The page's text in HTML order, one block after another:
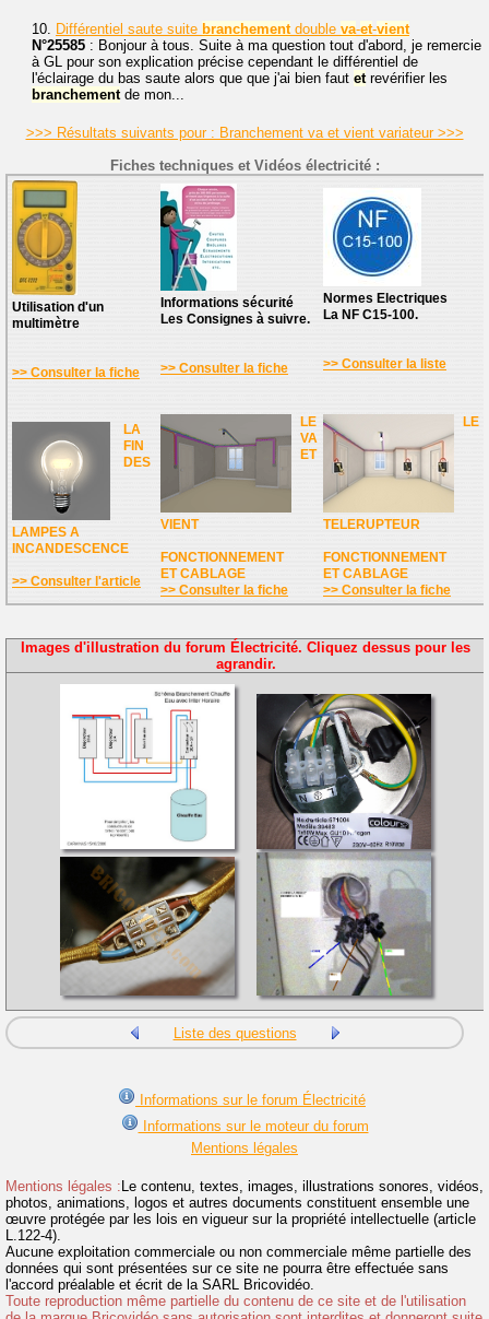
10. Différentiel saute suite branchementdouble va-et-vient
N°25585 : Bonjour à tous. Suite à ma question tout d'abord, je remercie
à GL pour son explication précise cependant le différentiel de
l'éclairage du bas saute alors que que j'ai bien faut etrevérifier les
branchementde mon...
>>> Résultats suivants pour : Branchement va et vient variateur >>>
Fiches techniques et Vidéos électricité :
Utilisation d'un
multimètre
>> Consulter la fiche
Informations sécurité
Les Consignes à suivre.
>> Consulter la fiche
Normes Electriques
La NF C15-100.
>> Consulter la liste
LA
FIN
DES
LAMPES A
INCANDESCENCE
>> Consulter l'article
LE
VA
ET
VIENT
FONCTIONNEMENT
ET CABLAGE
>> Consulter la fiche
LE
TELERUPTEUR
FONCTIONNEMENT
ET CABLAGE
>> Consulter la fiche
Images d'illustration du forum Électricité. Cliquez dessus pour les
agrandir.
Liste des questions
Informations sur le forum Électricité
Informations sur le moteur du forum
Mentions légales
Mentions légales : Le contenu, textes, images, illustrations sonores, vidéos,
photos, animations, logos et autres documents constituent ensemble une
œuvre protégée par les lois en vigueur sur la propriété intellectuelle (article
L.122-4).
Aucune exploitation commerciale ou non commerciale même partielle des
données qui sont présentées sur ce site ne pourra être effectuée sans
l'accord préalable et écrit de la SARL Bricovidéo.
Toute reproduction même partielle du contenu de ce site et de l'utilisation